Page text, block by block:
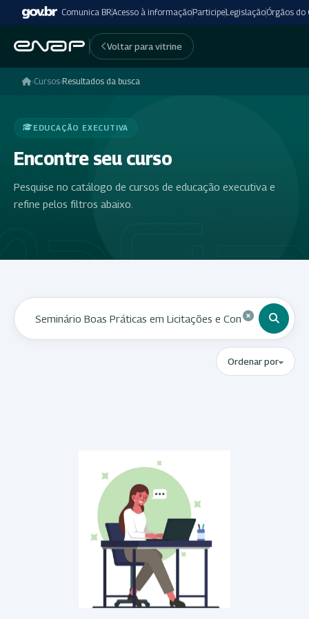
Comunica BRAcesso à informaçãoParticipeLegislaçãoÓrgãos do
Voltar para vitrine
›Cursos›Resultados da busca
EDUCAÇÃO EXECUTIVA
Encontre seu curso
Pesquise no catálogo de cursos de educação executiva e
refine pelos filtros abaixo.
Ordenar por